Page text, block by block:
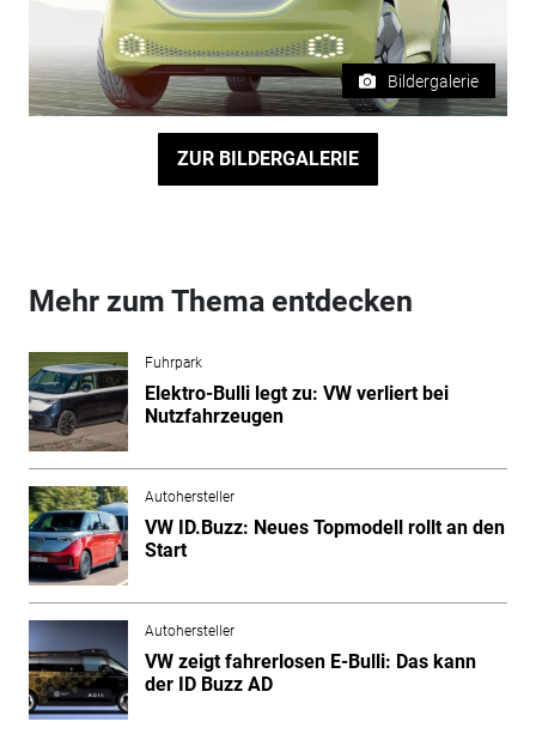
Bildergalerie
ZUR BILDERGALERIE
Mehr zum Thema entdecken
Fuhrpark
Elektro-Bulli legt zu: VW verliert bei
Nutzfahrzeugen
Autohersteller
VW ID.Buzz: Neues Topmodell rollt an den
Start
Autohersteller
VW zeigt fahrerlosen E-Bulli: Das kann
der ID Buzz AD